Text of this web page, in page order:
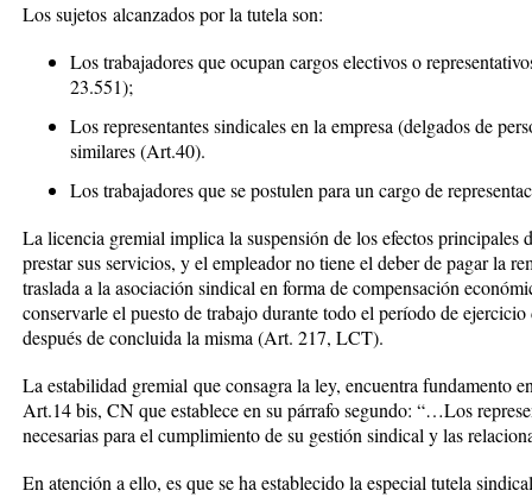
Lossujetos alcanzados por la tutela son:
Los trabajadores que ocupan cargos electivos o
23.551);
Los representantes sindicales en la empresa (delgados de
similares (Art.40).
Los trabajadores que se postulen para un cargo de
La licencia gremial implica la suspensión de los efectos principales
prestar sus servicios, y el empleador no tiene el deber de pagar la
traslada a la asociación sindical en forma de compensación
conservarle el puesto de trabajo durante todo el período de
después de concluida la misma (Art. 217, LCT).
La estabilidad gremial que consagra la ley, encuentra fundamento
Art.14 bis, CN que establece en su párrafo segundo: “…Los
necesarias para el cumplimiento de su gestión sindical y las
En atención a ello, es que se ha establecido la especial tutela sindical